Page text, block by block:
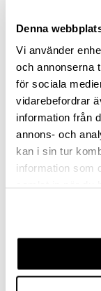
Denna
Vi använder
och annonserna
för sociala
vidarebefordrar
information från
annons- och
kan i sin tur
information som
Jönköping butik
Malmö butik
Snabba
Hämta i
BESKRIVNING &
SPECIFIKATION